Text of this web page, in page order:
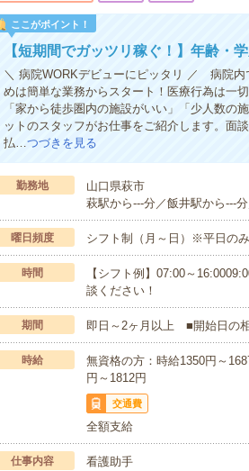
ここがポイント！
【短期間でガッツリ稼ぐ！】年齢・
＼ 病院WORKデビューにピッタリ ／ 病院内
めは簡単な業務からスタート！医療行為は一
「家から徒歩圏内の施設がいい」「少人数の
ットのスタッフがお仕事をご紹介します。面
払…つづきを見る
勤務地
山口県萩市
萩駅から---分／飯井駅から---
曜日頻度 シフト制（月～日）※平日の
時間
【シフト例】07:00～
談ください！
期間 即日～2ヶ月以上 ■開始日の
時給
無資格の方：時給1350円～
円～1812円
交通費
全額支給
仕事内容
看護助手